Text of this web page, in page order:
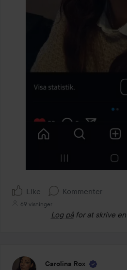
Like Kommenter
69 visninger
Log på for at skrive
Carolina Rox